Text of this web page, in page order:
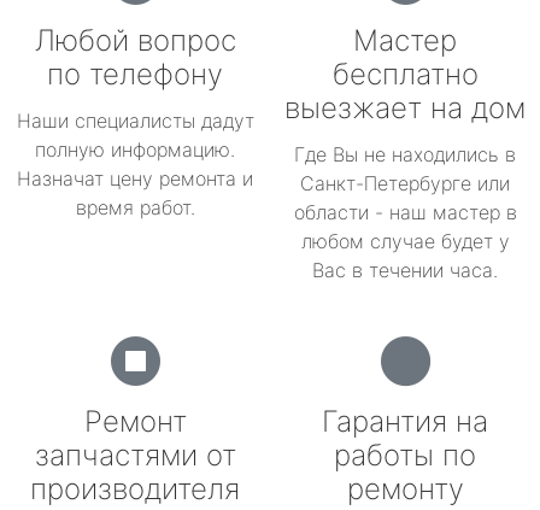
Любой вопрос
по телефону
Наши специалисты дадут
полную информацию.
Назначат цену ремонта и
время работ.
Мастер
бесплатно
выезжает на дом
Где Вы не находились в
Санкт-Петербурге или
области - наш мастер в
любом случае будет у
Вас в течении часа.
Ремонт
запчастями от
производителя
Гарантия на
работы по
ремонту